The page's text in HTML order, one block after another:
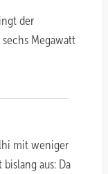
der
Megawatt
mit weniger
aus: Da